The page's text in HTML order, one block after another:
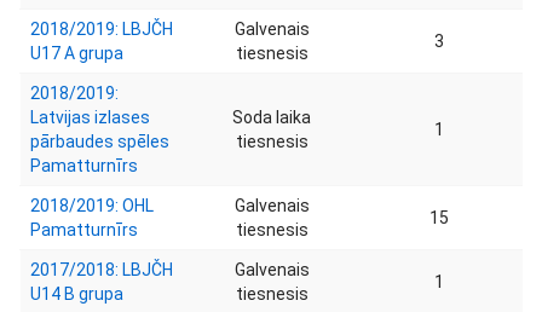
2018/2019: LBJČH
U17 A grupa
Galvenais
tiesnesis
3
2018/2019:
Latvijas izlases
pārbaudes spēles
Pamatturnīrs
Soda laika
tiesnesis
1
2018/2019: OHL
Pamatturnīrs
Galvenais
tiesnesis
15
2017/2018: LBJČH
U14 B grupa
Galvenais
tiesnesis
1